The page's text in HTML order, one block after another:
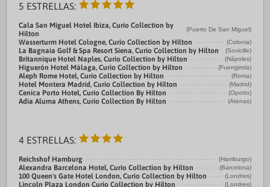
5 ESTRELLAS:
Cala San Miguel Hotel Ibiza, Curio Collection by
Hilton
(Puerto De San Miguel)
Wasserturm Hotel Cologne, Curio Collection by Hilton (Colonia)
La Bagnaia Golf & Spa Resort Siena, Curio Collection by Hilton (Sovicille)
Britannique Hotel Naples, Curio Collection by Hilton (Nápoles)
Higuerón Hotel Málaga, Curio Collection by Hilton (Fuengirola)
Aleph Rome Hotel, Curio Collection by Hilton (Roma)
Hotel Montera Madrid, Curio Collection by Hilton (Madrid)
Cenica Porto Hotel, Curio Collection By Hilton (Oporto)
Adia Aluma Athens, Curio Collection By Hilton (Atenas)
4 ESTRELLAS:
Reichshof Hamburg (Hamburgo)
Alexandra Barcelona Hotel, Curio Collection by Hilton (Barcelona)
100 Queen's Gate Hotel London, Curio Collection by Hilton (Londres)
Lincoln Plaza London Curio Collection by Hilton (Londres)